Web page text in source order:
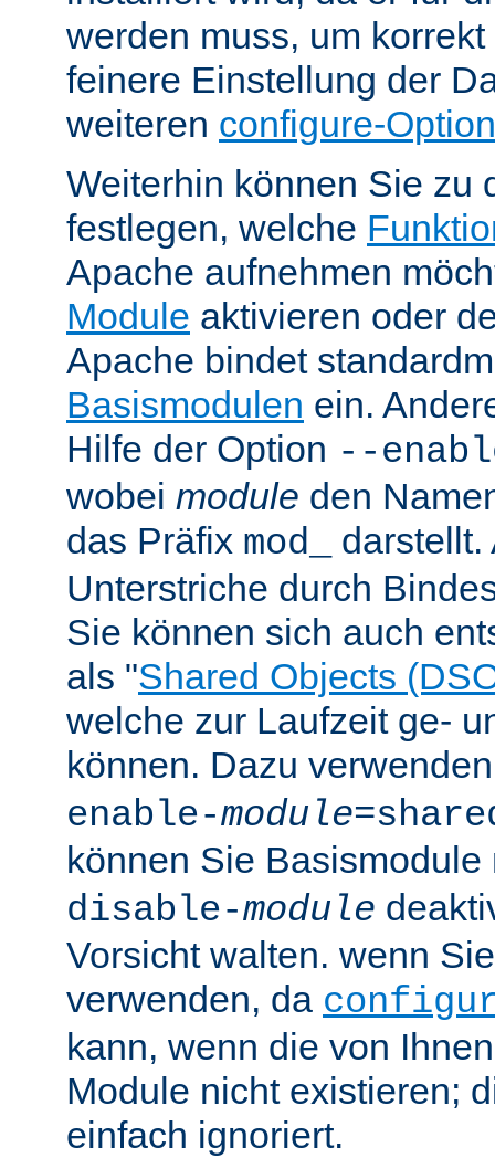
werden muss, um
feinere Einstellung der
weiteren configure-
Weiterhin können Sie zu
festlegen, welche
Apache aufnehmen
Module aktivieren oder
Apache bindet
Basismodulen ein.
Hilfe der Option --
wobei module den
das Präfix mod_
darstellt.
Unterstriche durch
Sie können sich auch
als "Shared Objects
welche zur Laufzeit ge-
können. Dazu
enable-module
können Sie
disable-module
Vorsicht walten. wenn
verwenden, da
kann, wenn die von
Module nicht existieren;
einfach ignoriert.